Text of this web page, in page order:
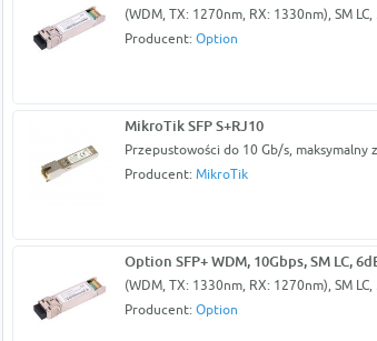
(WDM, TX: 1270nm, RX: 1330nm), SM
Producent: Option
MikroTik SFP S+RJ10
Przepustowości do 10 Gb/s, maksymalny
Producent: MikroTik
Option SFP+ WDM, 10Gbps, SM LC,
(WDM, TX: 1330nm, RX: 1270nm), SM
Producent: Option